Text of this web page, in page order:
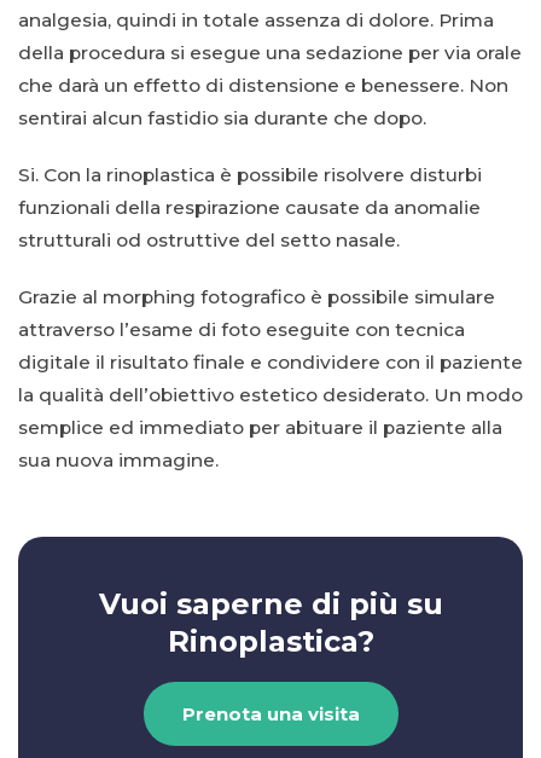
analgesia, quindi in totale assenza di dolore. Prima
della procedura si esegue una sedazione per via orale
che darà un effetto di distensione e benessere. Non
sentirai alcun fastidio sia durante che dopo.
Si. Con la rinoplastica è possibile risolvere disturbi
funzionali della respirazione causate da anomalie
strutturali od ostruttive del setto nasale.
Grazie al morphing fotografico è possibile simulare
attraverso l’esame di foto eseguite con tecnica
digitale il risultato finale e condividere con il paziente
la qualità dell’obiettivo estetico desiderato. Un modo
semplice ed immediato per abituare il paziente alla
sua nuova immagine.
Vuoi saperne di più su
Rinoplastica?
Prenota una visita